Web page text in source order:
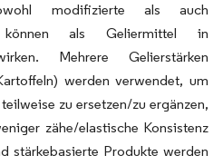
modifizierte als auch
können als Geliermittel in
Mehrere Gelierstärken
werden verwendet, um
zu ersetzen/zu ergänzen,
zähe/elastische Konsistenz
stärkebasierte Produkte werden